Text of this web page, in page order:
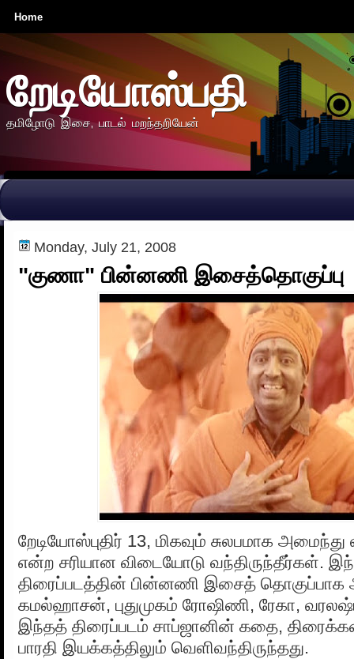
Home
றேடியோஸ்பதி
தமிழோடு இசை, பாடல் மறந்தறியேன்
Monday, July 21, 2008
"குணா" பின்னணி இசைத்தொகுப்பு
றேடியோஸ்புதிர் 13, மிகவும் சுலபமாக
என்ற சரியான விடையோடு வந்திருந்தீர்கள்.
திரைப்படத்தின் பின்னணி இசைத் தொகுப்பாக
கமல்ஹாசன், புதுமுகம் ரோஷிணி, ரேகா,
இந்தத் திரைப்படம் சாப்ஜானின் கதை,
பாரதி இயக்கத்திலும் வெளிவந்திருந்தது.